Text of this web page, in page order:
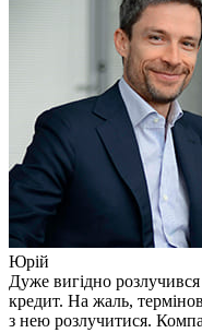
Юрій
Дуже вигідно
кредит. На жаль,
з нею розлучитися.